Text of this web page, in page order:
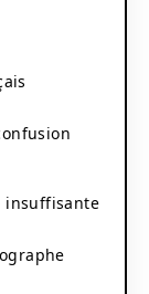
insuffisante